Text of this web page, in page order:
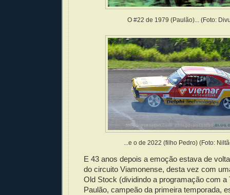
O #22 de 1979 (Paulão)... (Foto:
...e o de 2022 (filho Pedro) (Foto:
E 43 anos depois a emoção estava de
do circuito Viamonense, desta vez com
Old Stock (dividindo a programação com a
Paulão, campeão da primeira temporada,